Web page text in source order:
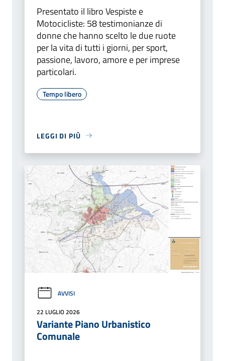
Presentato il libro Vespiste e
Motocicliste: 58 testimonianze di
donne che hanno scelto le due ruote
per la vita di tutti i giorni, per sport,
passione, lavoro, amore e per imprese
particolari.
Tempo libero
LEGGI DI PIÙ
AVVISI
22 LUGLIO 2026
Variante Piano Urbanistico
Comunale